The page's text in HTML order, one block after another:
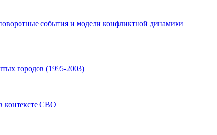
события и модели конфликтной динамики
городов (1995-2003)
контексте СВО